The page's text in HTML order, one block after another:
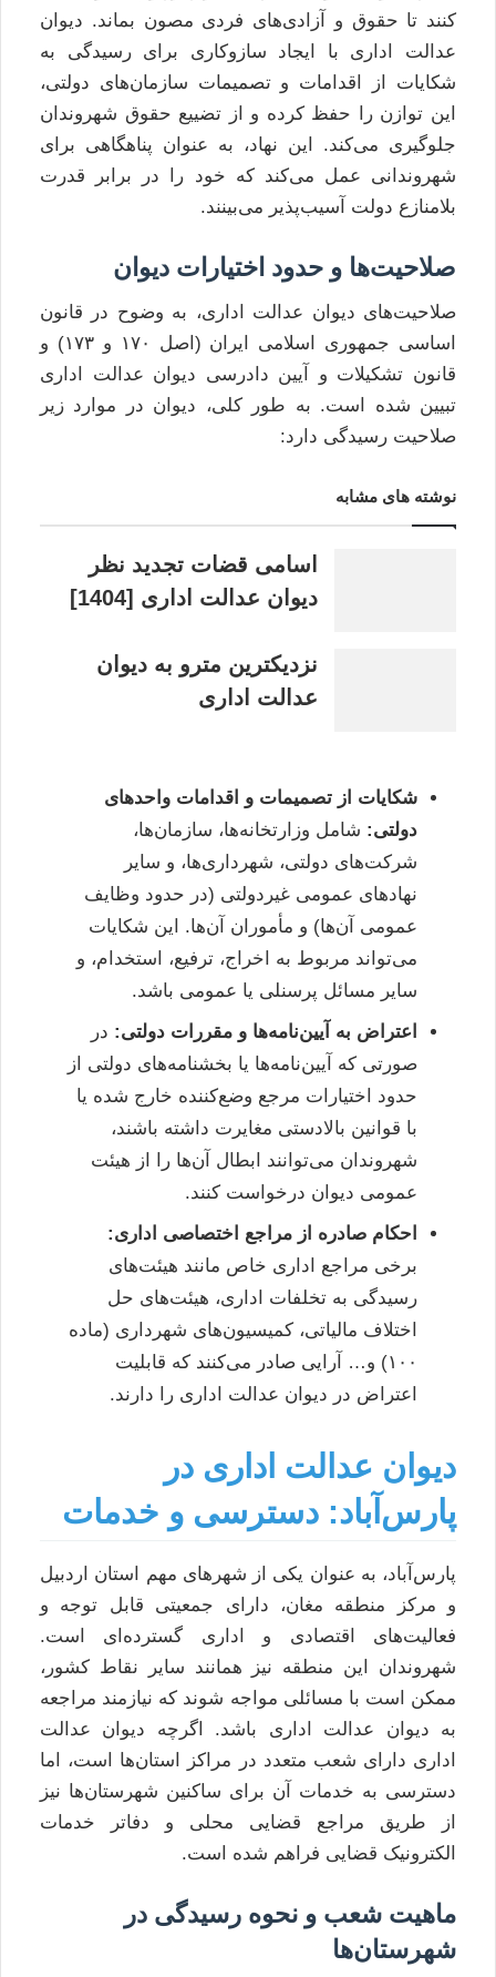
کنند تا حقوق و آزادی‌های فردی مصون بماند. دیوان
عدالت اداری با ایجاد سازوکاری برای رسیدگی به
شکایات از اقدامات و تصمیمات سازمان‌های دولتی،
این توازن را حفظ کرده و از تضییع حقوق شهروندان
جلوگیری می‌کند. این نهاد، به عنوان پناهگاهی برای
شهروندانی عمل می‌کند که خود را در برابر قدرت
بلامنازع دولت آسیب‌پذیر می‌بینند.
صلاحیت‌ها و حدود اختیارات دیوان
صلاحیت‌های دیوان عدالت اداری، به وضوح در قانون
اساسی جمهوری اسلامی ایران (اصل ۱۷۰ و ۱۷۳) و
قانون تشکیلات و آیین دادرسی دیوان عدالت اداری
تبیین شده است. به طور کلی، دیوان در موارد زیر
صلاحیت رسیدگی دارد:
نوشته های مشابه
اسامی قضات تجدید نظر
دیوان عدالت اداری [1404]
نزدیکترین مترو به دیوان
عدالت اداری
شکایات از تصمیمات و اقدامات واحدهای
دولتی: شامل وزارتخانه‌ها، سازمان‌ها،
شرکت‌های دولتی، شهرداری‌ها، و سایر
نهادهای عمومی غیردولتی (در حدود وظایف
عمومی آن‌ها) و مأموران آن‌ها. این شکایات
می‌تواند مربوط به اخراج، ترفیع، استخدام، و
سایر مسائل پرسنلی یا عمومی باشد.
اعتراض به آیین‌نامه‌ها و مقررات دولتی: در
صورتی که آیین‌نامه‌ها یا بخشنامه‌های دولتی از
حدود اختیارات مرجع وضع‌کننده خارج شده یا
با قوانین بالادستی مغایرت داشته باشند،
شهروندان می‌توانند ابطال آن‌ها را از هیئت
عمومی دیوان درخواست کنند.
احکام صادره از مراجع اختصاصی اداری:
برخی مراجع اداری خاص مانند هیئت‌های
رسیدگی به تخلفات اداری، هیئت‌های حل
اختلاف مالیاتی، کمیسیون‌های شهرداری (ماده
۱۰۰) و… آرایی صادر می‌کنند که قابلیت
اعتراض در دیوان عدالت اداری را دارند.
دیوان عدالت اداری در
پارس‌آباد: دسترسی و خدمات
پارس‌آباد، به عنوان یکی از شهرهای مهم استان اردبیل
و مرکز منطقه مغان، دارای جمعیتی قابل توجه و
فعالیت‌های اقتصادی و اداری گسترده‌ای است.
شهروندان این منطقه نیز همانند سایر نقاط کشور،
ممکن است با مسائلی مواجه شوند که نیازمند مراجعه
به دیوان عدالت اداری باشد. اگرچه دیوان عدالت
اداری دارای شعب متعدد در مراکز استان‌ها است، اما
دسترسی به خدمات آن برای ساکنین شهرستان‌ها نیز
از طریق مراجع قضایی محلی و دفاتر خدمات
الکترونیک قضایی فراهم شده است.
ماهیت شعب و نحوه رسیدگی در
شهرستان‌ها